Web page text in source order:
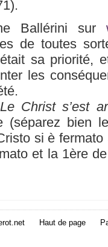
Ballérini sur
de toutes
sa priorité,
les
Le Christ s’est
(séparez bien
si è
et la 1ère
Haut de page